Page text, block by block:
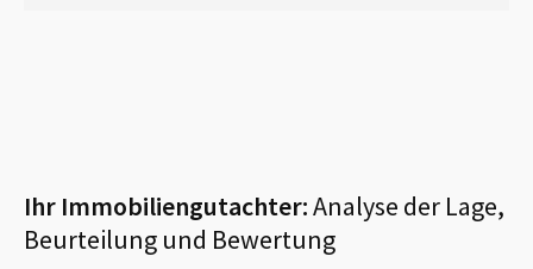
Ihr Immobiliengutachter:Analyse der Lage,
Beurteilung und Bewertung